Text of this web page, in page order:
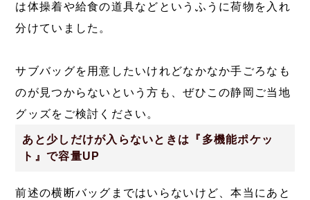
は体操着や給食の道具などというふうに荷物を入れ
分けていました。
サブバッグを用意したいけれどなかなか手ごろなも
のが見つからないという方も、ぜひこの静岡ご当地
グッズをご検討ください。
あと少しだけが入らないときは『多機能ポケッ
ト』で容量UP
前述の横断バッグまではいらないけど、本当にあと